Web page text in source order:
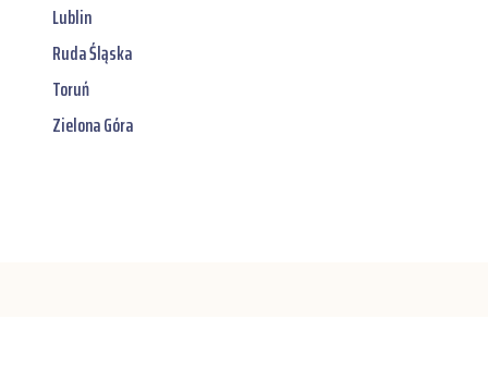
Lublin
Ruda Śląska
Toruń
Zielona Góra